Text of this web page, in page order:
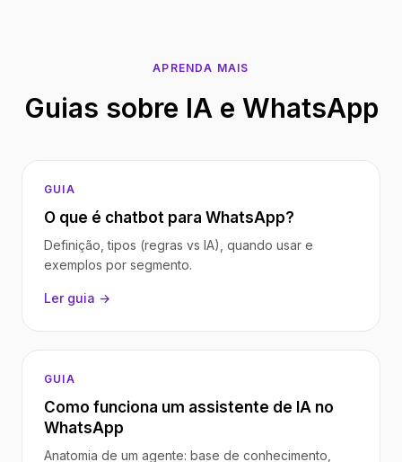
APRENDA MAIS
Guias sobre IA e WhatsApp
GUIA
O que é chatbot para WhatsApp?
Definição, tipos (regras vs IA), quando usar e
exemplos por segmento.
Ler guia →
GUIA
Como funciona um assistente de IA no
WhatsApp
Anatomia de um agente: base de conhecimento,